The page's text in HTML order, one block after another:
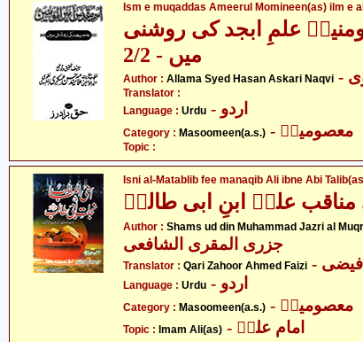
Ism e muqaddas Ameerul Momineen(as) ilm e
علمِ ابجد کی روشنی
میں - 2/2
Author : Allama Syed Hasan Askari Naqvi
Translator :
Language : Urdu - اردو
Category : Masoomeen(a.s.) - معصومینؑ
Topic :
Isni al-Matablib fee manaqib Ali ibne Abi
مناقب علیؑ ابنِ ابی طالبؑ
Author : Shams ud din Muhammad Jazri al
جزری المقری الشافعی
Translator : Qari Zahoor Ahmed Faizi فیضی
Language : Urdu - اردو
Category : Masoomeen(a.s.) - معصومینؑ
Topic : Imam Ali(as) - امام علیؑ